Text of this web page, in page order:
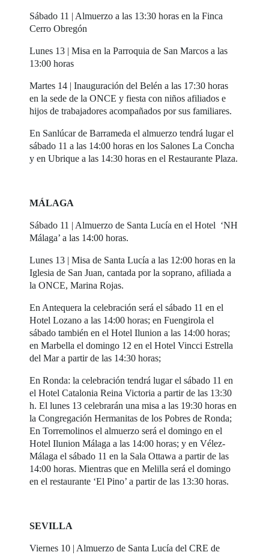
Sábado 11 | Almuerzo a las 13:30 horas en la Finca
Cerro Obregón
Lunes 13 | Misa en la Parroquia de San Marcos a las
13:00 horas
Martes 14 | Inauguración del Belén a las 17:30 horas
en la sede de la ONCE y fiesta con niños afiliados e
hijos de trabajadores acompañados por sus familiares.
En Sanlúcar de Barrameda el almuerzo tendrá lugar el
sábado 11 a las 14:00 horas en los Salones La Concha
y en Ubrique a las 14:30 horas en el Restaurante Plaza.
MÁLAGA
Sábado 11 | Almuerzo de Santa Lucía en el Hotel ‘NH
Málaga’ a las 14:00 horas.
Lunes 13 | Misa de Santa Lucía a las 12:00 horas en la
Iglesia de San Juan, cantada por la soprano, afiliada a
la ONCE, Marina Rojas.
En Antequera la celebración será el sábado 11 en el
Hotel Lozano a las 14:00 horas; en Fuengirola el
sábado también en el Hotel Ilunion a las 14:00 horas;
en Marbella el domingo 12 en el Hotel Vincci Estrella
del Mar a partir de las 14:30 horas;
En Ronda: la celebración tendrá lugar el sábado 11 en
el Hotel Catalonia Reina Victoria a partir de las 13:30
h. El lunes 13 celebrarán una misa a las 19:30 horas en
la Congregación Hermanitas de los Pobres de Ronda;
En Torremolinos el almuerzo será el domingo en el
Hotel Ilunion Málaga a las 14:00 horas; y en Vélez-
Málaga el sábado 11 en la Sala Ottawa a partir de las
14:00 horas. Mientras que en Melilla será el domingo
en el restaurante ‘El Pino’ a partir de las 13:30 horas.
SEVILLA
Viernes 10 | Almuerzo de Santa Lucía del CRE de